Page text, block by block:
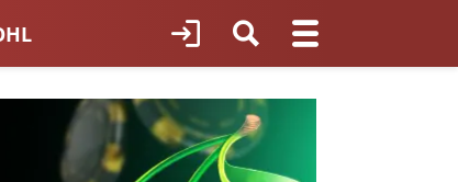
HOKEJS